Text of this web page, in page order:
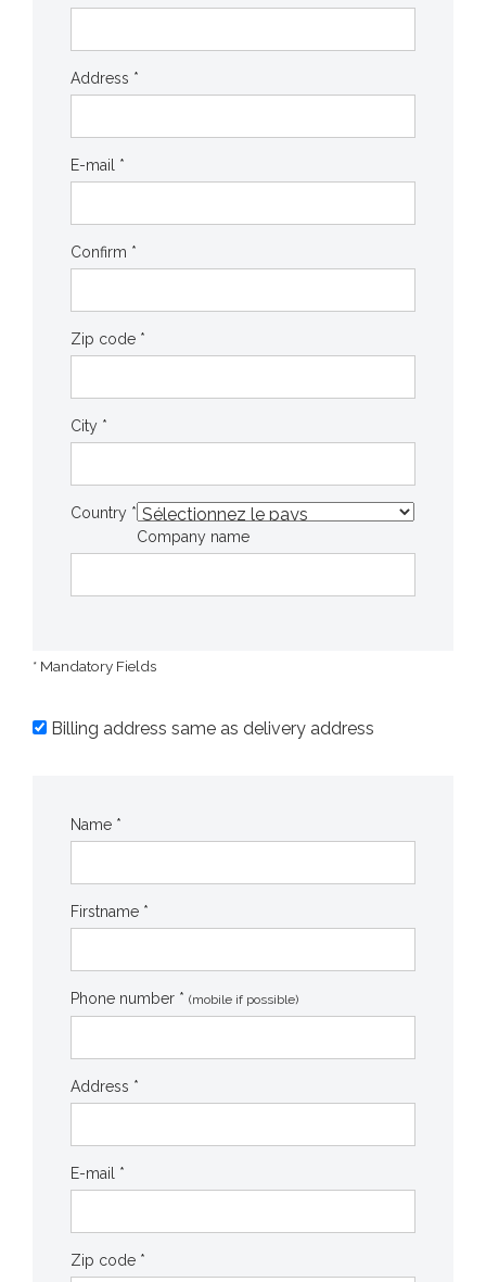
Address *
E-mail *
Confirm *
Zip code *
City *
Country *
Company name
* Mandatory Fields
Billing address same as delivery address
Name *
Firstname *
Phone number * (mobile if possible)
Address *
E-mail *
Zip code *